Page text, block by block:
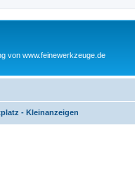
von www.feinewerkzeuge.de
- Kleinanzeigen